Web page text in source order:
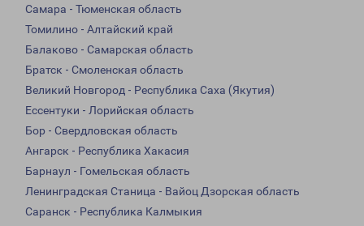
Самара - Тюменская область
Томилино - Алтайский край
Балаково - Самарская область
Братск - Смоленская область
Великий Новгород - Республика Саха (Якутия)
Ессентуки - Лорийская область
Бор - Свердловская область
Ангарск - Республика Хакасия
Барнаул - Гомельская область
Ленинградская Станица - Вайоц Дзорская область
Саранск - Республика Калмыкия